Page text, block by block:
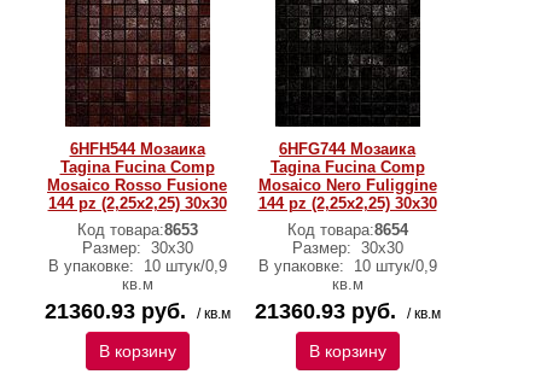
6HFH544 Мозаика
Tagina Fucina Comp
Mosaico Rosso Fusione
144 pz (2,25x2,25) 30x30
Код товара:8653
Размер: 30x30
В упаковке:
10 штук/0,9
кв.м
21360.93 руб. / кв.м
В корзину
6HFG744 Мозаика
Tagina Fucina Comp
Mosaico Nero Fuliggine
144 pz (2,25x2,25) 30x30
Код товара:8654
Размер: 30x30
В упаковке:
10 штук/0,9
кв.м
21360.93 руб. / кв.м
В корзину